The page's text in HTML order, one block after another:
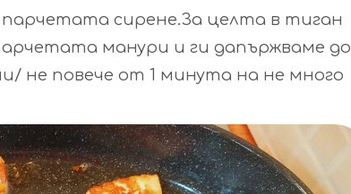
сирене.За целта в тиган
манури и ги дапържваме до
не повече от 1 минута на не много